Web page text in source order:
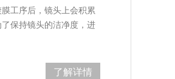
工序后，镜头上会积累
保持镜头的洁净度，进
了解详情